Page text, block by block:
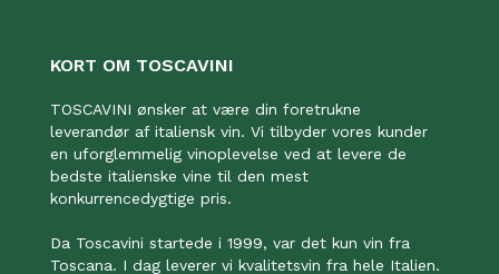
KORT OM TOSCAVINI
TOSCAVINI ønsker at være din foretrukne
leverandør af italiensk vin. Vi tilbyder vores kunder
en uforglemmelig vinoplevelse ved at levere de
bedste italienske vine til den mest
konkurrencedygtige pris.
Da Toscavini startede i 1999, var det kun vin fra
Toscana. I dag leverer vi kvalitetsvin fra hele Italien.